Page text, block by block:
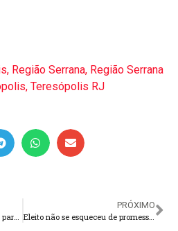
, Região Serrana, Região Serrana
, Teresópolis RJ
Ladrão causa grande prejuízo para a Apae Teresópolis
PRÓXIMO
Eleito não se esqueceu de promessa e hospital municipal de Teresópolis vira o assunto do dia